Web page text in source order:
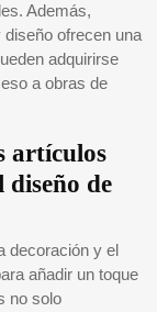
Además,
ofrecen una
adquirirse
a obras de
artículos
diseño de
decoración y el
añadir un toque
no solo